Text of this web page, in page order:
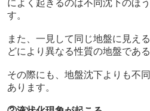
によく起きるのは不同沈下のほ
す。
また、一見して同じ地盤に見え
どにより異なる性質の地盤であ
その際にも、地盤沈下よりも不
あります。